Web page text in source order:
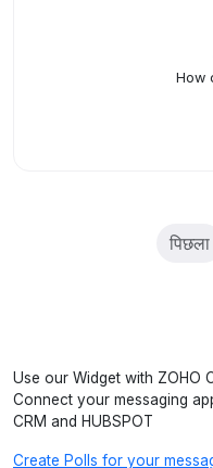
How
पिछला
Use our Widget with ZOHO
Connect your messaging
CRM and HUBSPOT
Create Polls for your